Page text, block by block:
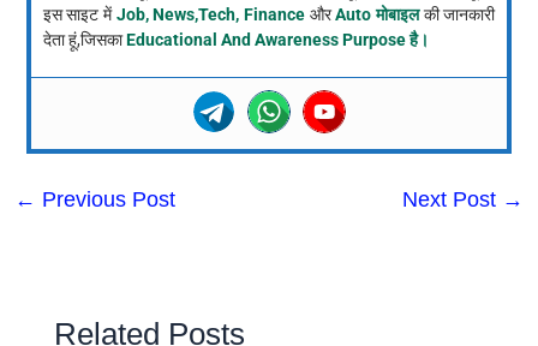
इस साइट मेंJob, News,Tech, Finance औरAuto मोबाइलकी जानकारी
देता हूं,जिसकाEducational And Awareness Purpose है।
← Previous Post Next Post →
Related Posts